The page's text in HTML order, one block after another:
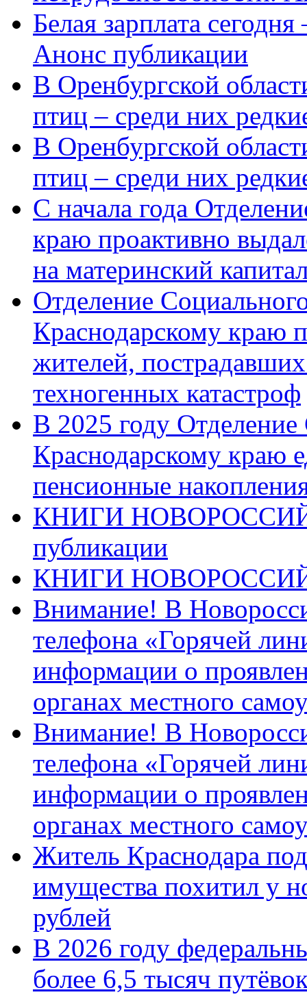
Белая зарплата
Анонс публикации
В Оренбургской
птиц – среди них
В Оренбургской
птиц – среди них
С начала года
краю проактивно
на материнский
Отделение
Краснодарскому краю
жителей,
техногенных катастроф
В 2025 году
Краснодарскому краю
пенсионные
КНИГИ
публикации
КНИГИ
Внимание! В
телефона «Горячей
информации о
органах местного
Внимание! В
телефона «Горячей
информации о
органах местного
Житель Краснодара
имущества похитил у
рублей
В 2026 году
более 6,5 тысяч